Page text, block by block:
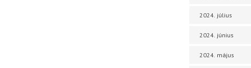
2024. július
2024. június
2024. május